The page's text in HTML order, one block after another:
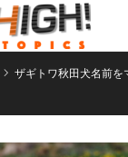
ザギトワ秋田犬名前を